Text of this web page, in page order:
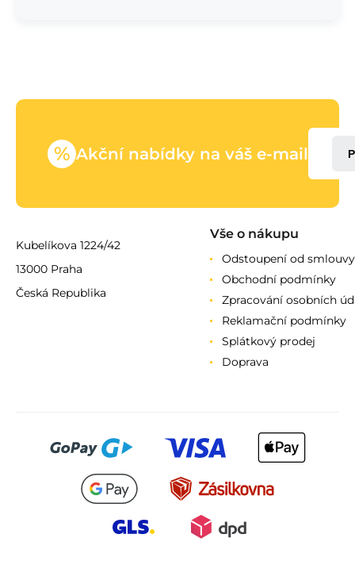
% Akční nabídky na váš e-mail
Kubelíkova 1224/42
13000 Praha
Česká Republika
Vše o nákupu
Odstoupení od smlouvy
Obchodní podmínky
Zpracování osobních
Reklamační podmínky
Splátkový prodej
Doprava